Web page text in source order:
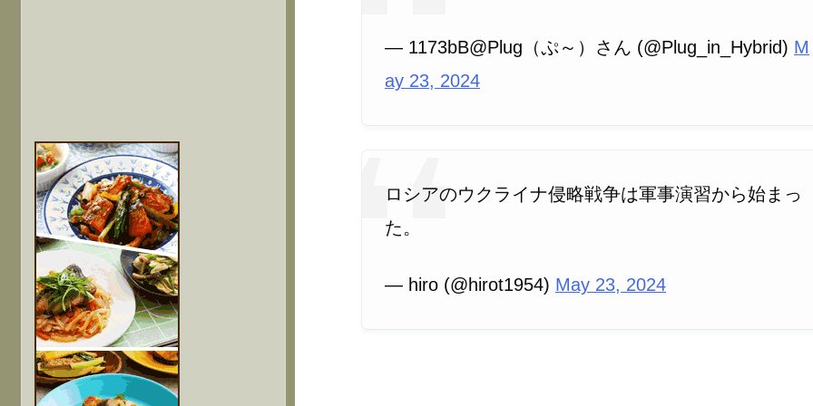
— 1173bB@Plug（ぷ～）さん (@Plug_in_Hybrid) M
ay 23, 2024
ロシアのウクライナ侵略戦争は軍事演習から始まっ
た。
— hiro (@hirot1954) May 23, 2024